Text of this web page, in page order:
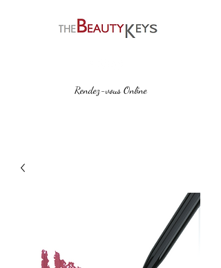
Rendez-vous Online